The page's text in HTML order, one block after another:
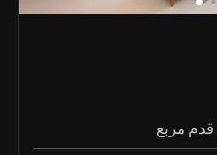
قدم مربع